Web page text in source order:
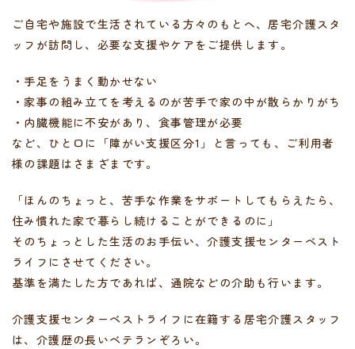
ご自宅や施設で生活されている方々のもとへ、居宅介護スタ
ッフが訪問し、必要な支援やケアをご提供します。
・手足をうまく動かせない
・家事の組み立てを考えるのが苦手で家の中が散らかりがち
・内臓機能に不安があり、食事管理が必要
など、ひと口に「障がい支援区分1」と言っても、ご利用者
様の課題はさまざまです。
「ほんのちょっと、苦手な作業をサポートしてもらえたら、
住み慣れた家で暮らし続けることができるのに」
そのちょっとした生活のお手伝い、介護支援センターベスト
ライフにさせてください。
基準を満たした方であれば、通院などの介助も行います。
介護支援センターベストライフに在籍する居宅介護スタッフ
は、介護歴の長いベテランぞろい。